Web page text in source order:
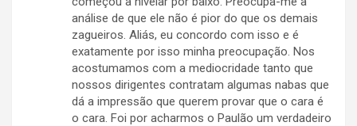
análise de que ele não é pior do que os demais
zagueiros. Aliás, eu concordo com isso e é
exatamente por isso minha preocupação. Nos
acostumamos com a mediocridade tanto que
nossos dirigentes contratam algumas nabas que
dá a impressão que querem provar que o cara é
o cara. Foi por acharmos o Paulão um verdadeiro